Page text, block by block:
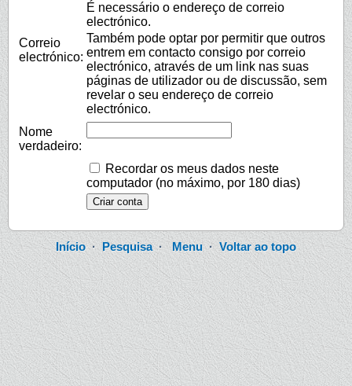
Correio
electrónico:
É necessário o endereço de correio
electrónico.
Também pode optar por permitir que outros
entrem em contacto consigo por correio
electrónico, através de um link nas suas
páginas de utilizador ou de discussão, sem
revelar o seu endereço de correio
electrónico.
Nome
verdadeiro:
Recordar os meus dados neste
computador (no máximo, por 180 dias)
Início·Pesquisa· Menu· Voltar ao topo